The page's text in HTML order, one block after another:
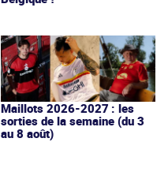
Maillots 2026-2027 : les
sorties de la semaine (du 3
au 8 août)